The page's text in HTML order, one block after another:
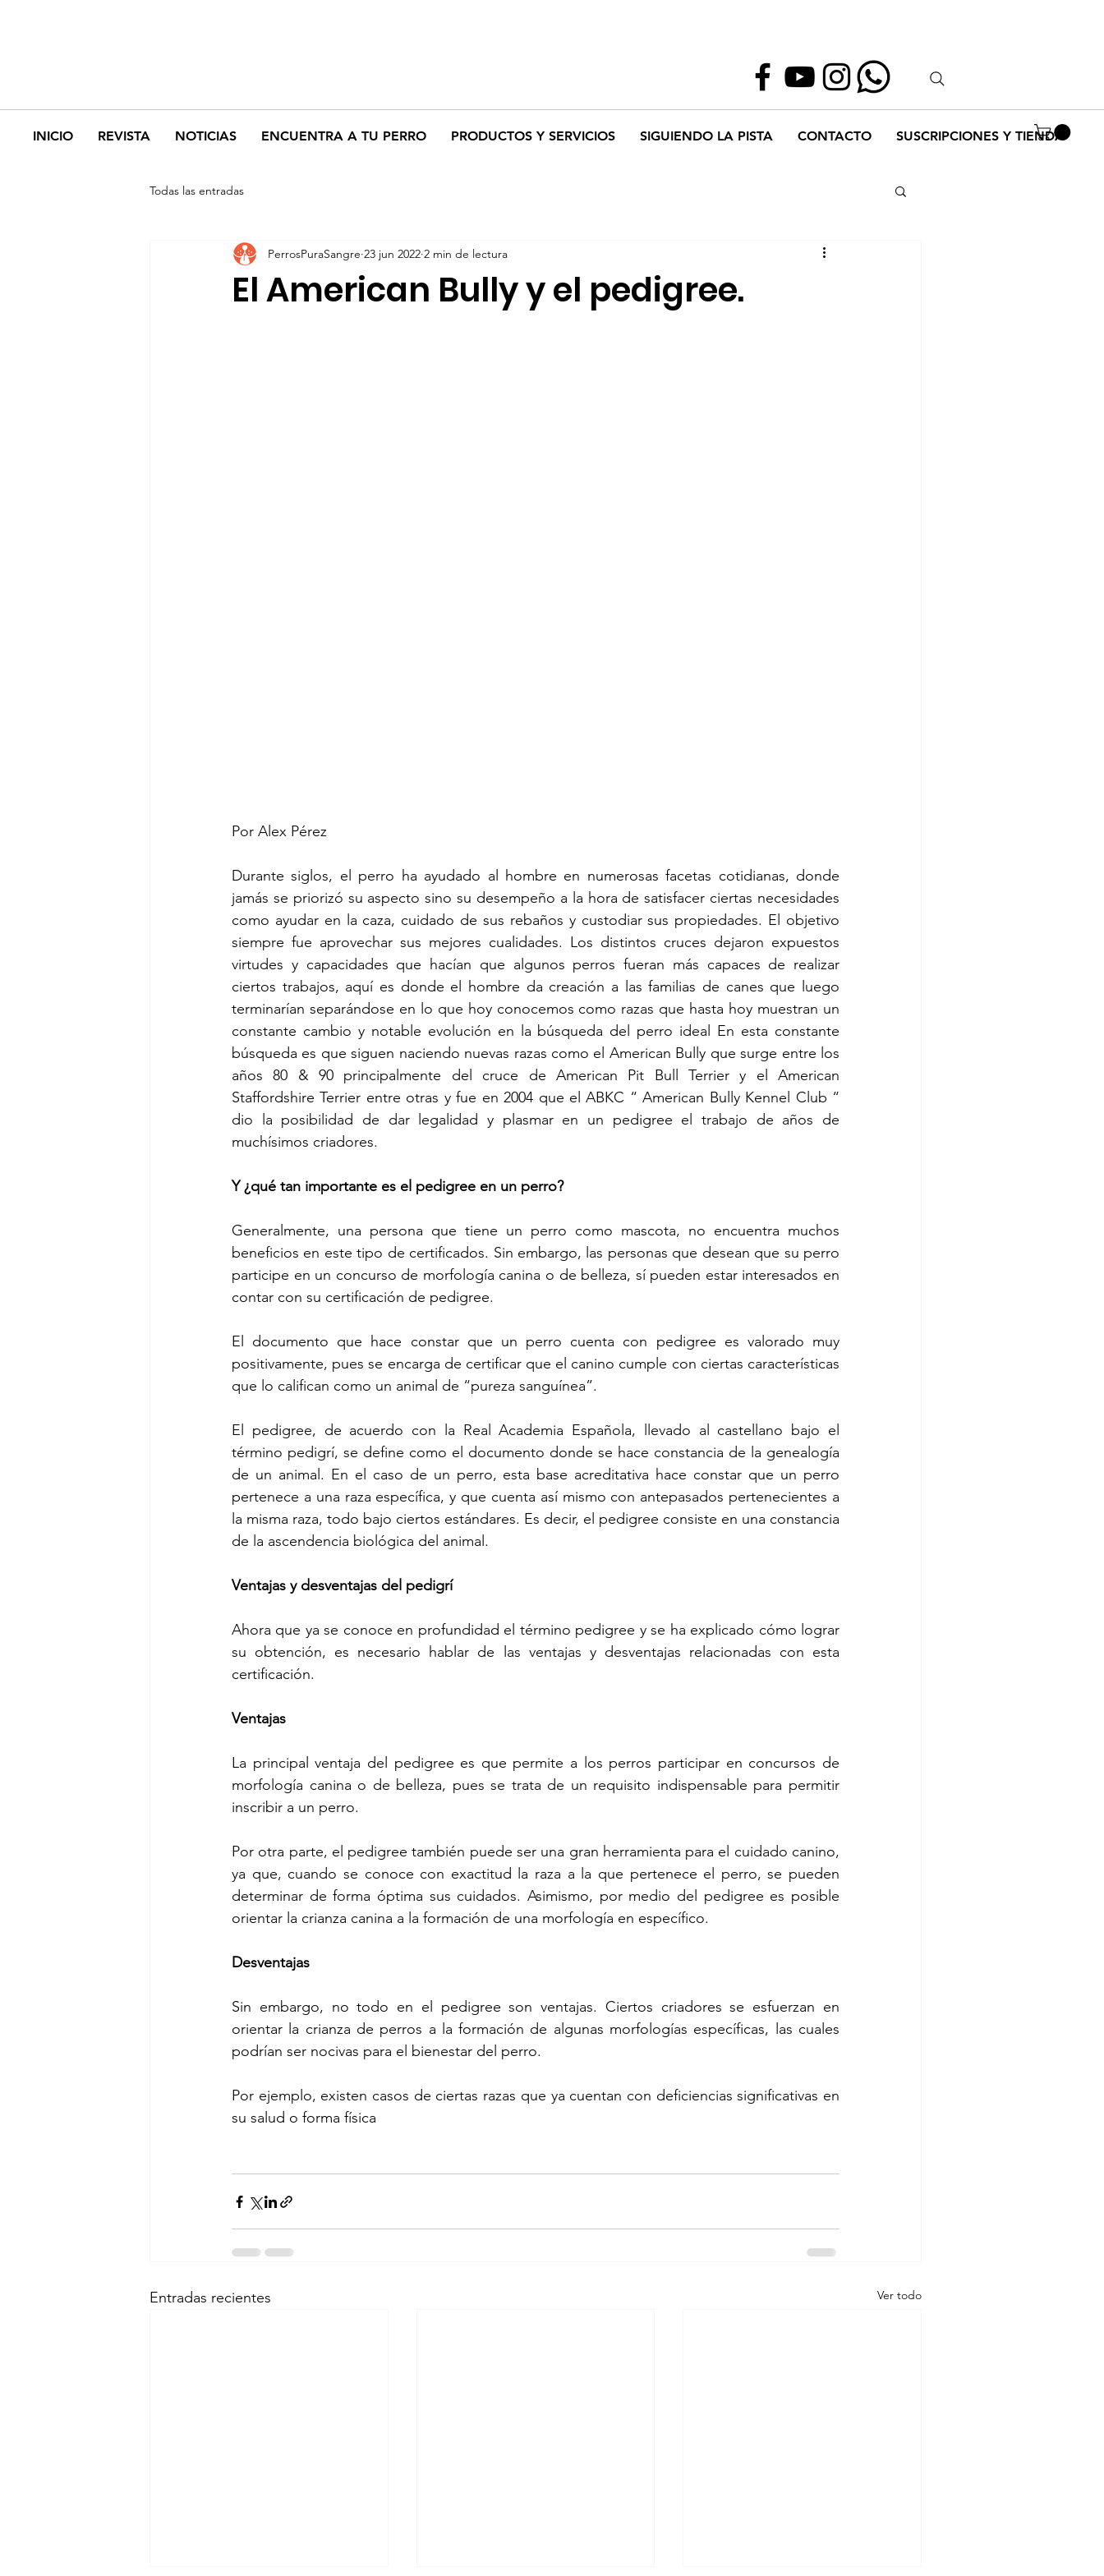
INICIO REVISTA NOTICIAS ENCUENTRA A TU PERRO PRODUCTOS Y SERVICIOS SIGUIENDO LA PISTA CONTACTO SUSCRIPCIONES Y TIENDA
Todas las entradas
El American Bully y el pedigree.
PerrosPuraSangre 23 jun 2022 2 min de lectura
Por Alex Pérez
Durante siglos, el perro ha ayudado al hombre en numerosas facetas cotidianas, donde
jamás se priorizó su aspecto sino su desempeño a la hora de satisfacer ciertas necesidades
como ayudar en la caza, cuidado de sus rebaños y custodiar sus propiedades. El objetivo
siempre fue aprovechar sus mejores cualidades. Los distintos cruces dejaron expuestos
virtudes y capacidades que hacían que algunos perros fueran más capaces de realizar
ciertos trabajos, aquí es donde el hombre da creación a las familias de canes que luego
terminarían separándose en lo que hoy conocemos como razas que hasta hoy muestran un
constante cambio y notable evolución en la búsqueda del perro ideal En esta constante
búsqueda es que siguen naciendo nuevas razas como el American Bully que surge entre los
años 80 & 90 principalmente del cruce de American Pit Bull Terrier y el American
Staffordshire Terrier entre otras y fue en 2004 que el ABKC “ American Bully Kennel Club “
dio la posibilidad de dar legalidad y plasmar en un pedigree el trabajo de años de
muchísimos criadores.
Y ¿qué tan importante es el pedigree en un perro?
Generalmente, una persona que tiene un perro como mascota, no encuentra muchos
beneficios en este tipo de certificados. Sin embargo, las personas que desean que su perro
participe en un concurso de morfología canina o de belleza, sí pueden estar interesados en
contar con su certificación de pedigree.
El documento que hace constar que un perro cuenta con pedigree es valorado muy
positivamente, pues se encarga de certificar que el canino cumple con ciertas características
que lo califican como un animal de “pureza sanguínea”.
El pedigree, de acuerdo con la Real Academia Española, llevado al castellano bajo el
término pedigrí, se define como el documento donde se hace constancia de la genealogía
de un animal. En el caso de un perro, esta base acreditativa hace constar que un perro
pertenece a una raza específica, y que cuenta así mismo con antepasados pertenecientes a
la misma raza, todo bajo ciertos estándares. Es decir, el pedigree consiste en una constancia
de la ascendencia biológica del animal.
Ventajas y desventajas del pedigrí
Ahora que ya se conoce en profundidad el término pedigree y se ha explicado cómo lograr
su obtención, es necesario hablar de las ventajas y desventajas relacionadas con esta
certificación.
Ventajas
La principal ventaja del pedigree es que permite a los perros participar en concursos de
morfología canina o de belleza, pues se trata de un requisito indispensable para permitir
inscribir a un perro.
Por otra parte, el pedigree también puede ser una gran herramienta para el cuidado canino,
ya que, cuando se conoce con exactitud la raza a la que pertenece el perro, se pueden
determinar de forma óptima sus cuidados. Asimismo, por medio del pedigree es posible
orientar la crianza canina a la formación de una morfología en específico.
Desventajas
Sin embargo, no todo en el pedigree son ventajas. Ciertos criadores se esfuerzan en
orientar la crianza de perros a la formación de algunas morfologías específicas, las cuales
podrían ser nocivas para el bienestar del perro.
Por ejemplo, existen casos de ciertas razas que ya cuentan con deficiencias significativas en
su salud o forma física
Entradas recientes Ver todo